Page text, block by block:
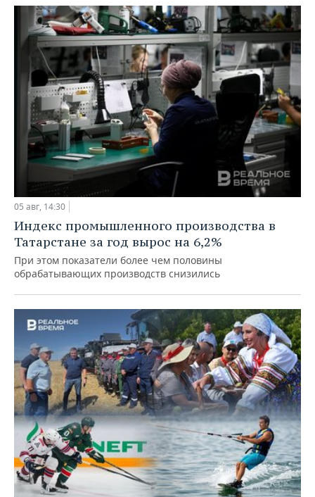
05 авг, 14:30
Индекс промышленного производства в
Татарстане за год вырос на 6,2%
При этом показатели более чем половины
обрабатывающих производств снизились